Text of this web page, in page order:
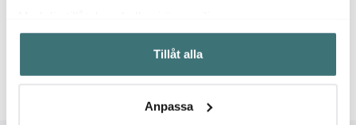
Samla in information om din geografiska plats som
kan ha en noggrannhet på upp till flera meter
Identifiera din enhet genom att aktivt skanna den för
Ta reda på mer om hur dina personliga uppgifter
Tillåt alla
Anpassa